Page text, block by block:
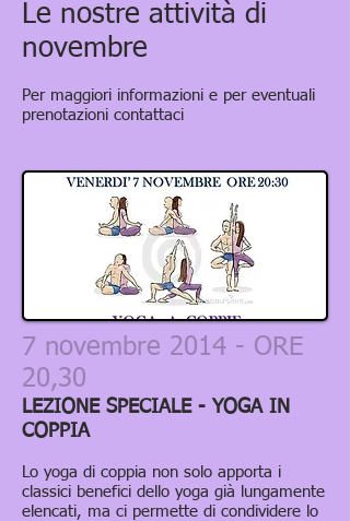
Le nostre attività di
novembre
Per maggiori informazioni e per eventuali
prenotazioni contattaci
7 novembre 2014 - ORE
20,30
LEZIONE SPECIALE - YOGA IN
COPPIA
Lo yoga di coppia non solo apporta i
classici benefici dello yoga già lungamente
elencati, ma ci permette di condividere lo